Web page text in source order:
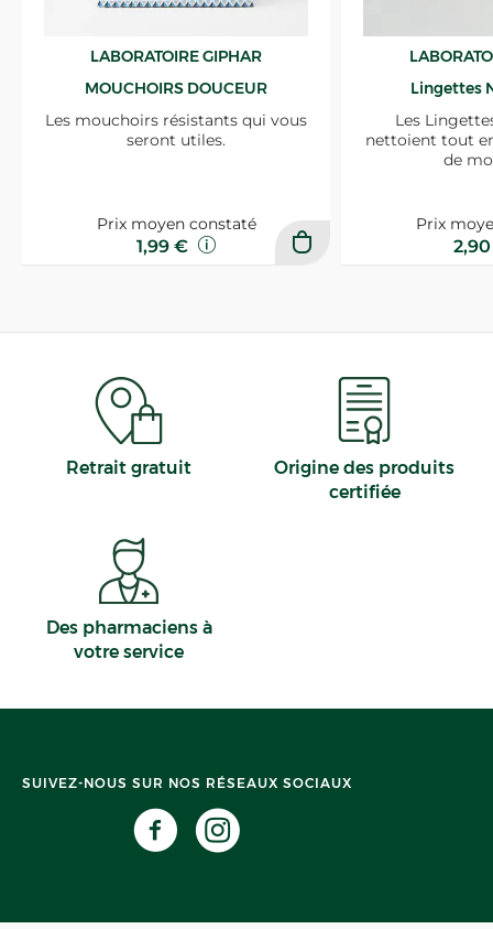
LABORATOIRE GIPHAR
MOUCHOIRS DOUCEUR
Les mouchoirs résistants qui vous
seront utiles.
Prix moyen constaté
1,99 €
Lingettes
Les
nettoient tout
de
Prix
Retrait gratuit
Origine des produits
certifiée
Des pharmaciens à
votre service
SUIVEZ-NOUS SUR NOS RÉSEAUX SOCIAUX